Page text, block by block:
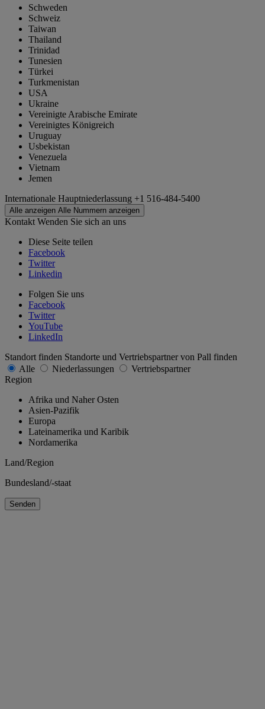
Schweden
Schweiz
Taiwan
Thailand
Trinidad
Tunesien
Türkei
Turkmenistan
USA
Ukraine
Vereinigte Arabische Emirate
Vereinigtes Königreich
Uruguay
Usbekistan
Venezuela
Vietnam
Jemen
Internationale Hauptniederlassung +1 516-484-5400
Alle anzeigen Alle Nummern anzeigen
Kontakt Wenden Sie sich an uns
Diese Seite teilen
Facebook
Twitter
Linkedin
Folgen Sie uns
Facebook
Twitter
YouTube
LinkedIn
Standort finden Standorte und Vertriebspartner von Pall finden
Alle
Niederlassungen
Vertriebspartner
Region
Afrika und Naher Osten
Asien-Pazifik
Europa
Lateinamerika und Karibik
Nordamerika
Land/Region
Bundesland/-staat
Senden